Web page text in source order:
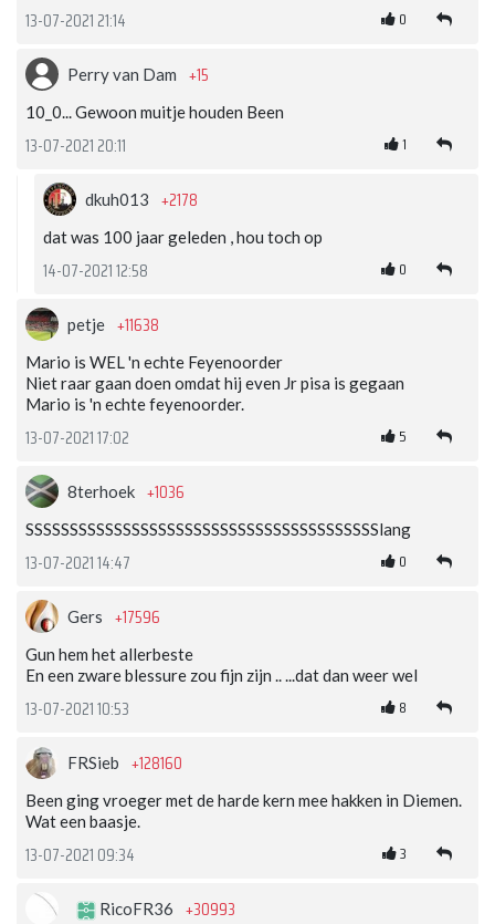
13-07-2021 21:14 0
Perry van Dam +15
10_0... Gewoon muitje houden Been
13-07-2021 20:11 1
dkuh013 +2178
dat was 100 jaar geleden , hou toch op
14-07-2021 12:58 0
petje +11638
Mario is WEL 'n echte Feyenoorder
Niet raar gaan doen omdat hij even Jr pisa is gegaan
Mario is 'n echte feyenoorder.
13-07-2021 17:02 5
8terhoek +1036
SSSSSSSSSSSSSSSSSSSSSSSSSSSSSSSSSSSSSSSSlang
13-07-2021 14:47 0
Gers +17596
Gun hem het allerbeste
En een zware blessure zou fijn zijn .. ...dat dan weer wel
13-07-2021 10:53 8
FRSieb +128160
Been ging vroeger met de harde kern mee hakken in Diemen.
Wat een baasje.
13-07-2021 09:34 3
RicoFR36 +30993